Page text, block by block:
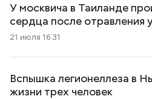
У москвича в Таиланде
сердца после отравления
21 июля 16:31
Вспышка легионеллеза в
жизни трех человек